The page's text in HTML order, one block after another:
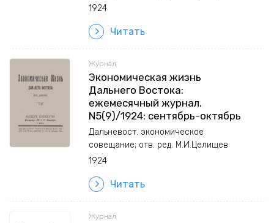
1924
Читать
Журнал
Экономическая жизнь
Дальнего Востока:
ежемесячный журнал.
N5(9)/1924: сентябрь-октябрь
Дальневост. экономическое
совещание; отв. ред. М.И.Целищев
1924
Читать
Журнал